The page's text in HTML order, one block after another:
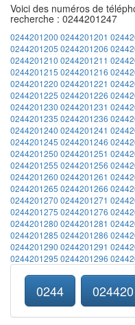
Voici des numéros de
recherche : 0244201247
0244201200 0244201201
0244201205 0244201206
0244201210 0244201211
0244201215 0244201216
0244201220 0244201221
0244201225 0244201226
0244201230 0244201231
0244201235 0244201236
0244201240 0244201241
0244201245 0244201246
0244201250 0244201251
0244201255 0244201256
0244201260 0244201261
0244201265 0244201266
0244201270 0244201271
0244201275 0244201276
0244201280 0244201281
0244201285 0244201286
0244201290 0244201291
0244201295 0244201296
0244 024420